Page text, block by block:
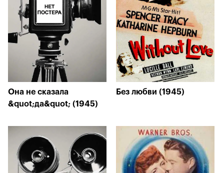
Она не сказала
&quot;да&quot; (1945)
Без любви (1945)